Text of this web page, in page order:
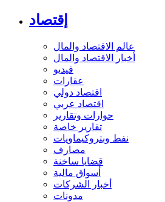
إقتصاد
عالم الاقتصاد والمال
أخبار الاقتصاد والمال
فيديو
عقارات
اقتصاد دولي
اقتصاد عربي
حوارات وتقارير
تقارير خاصة
نفط وبتروكيماويات
مصارف
قضايا ساخنة
أسواق مالية
أخبار الشركات
مدونات